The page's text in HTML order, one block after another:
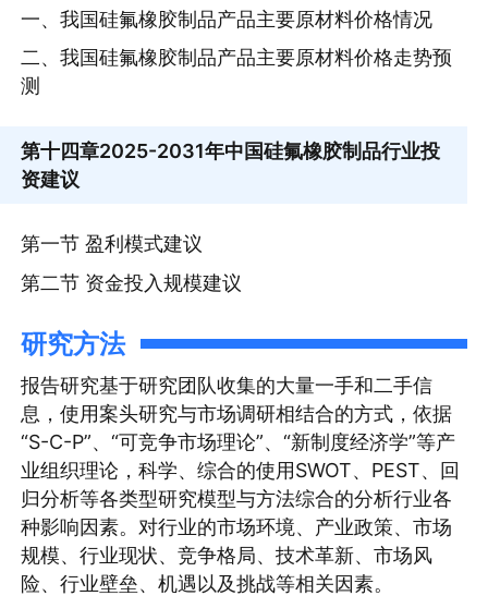
一、我国硅氟橡胶制品产品主要原材料价格情况
二、我国硅氟橡胶制品产品主要原材料价格走势预
测
第十四章2025-2031年中国硅氟橡胶制品行业投
资建议
第一节 盈利模式建议
第二节 资金投入规模建议
研究方法
报告研究基于研究团队收集的大量一手和二手信
息，使用案头研究与市场调研相结合的方式，依据
“S-C-P”、“可竞争市场理论”、“新制度经济学”等产
业组织理论，科学、综合的使用SWOT、PEST、回
归分析等各类型研究模型与方法综合的分析行业各
种影响因素。对行业的市场环境、产业政策、市场
规模、行业现状、竞争格局、技术革新、市场风
险、行业壁垒、机遇以及挑战等相关因素。